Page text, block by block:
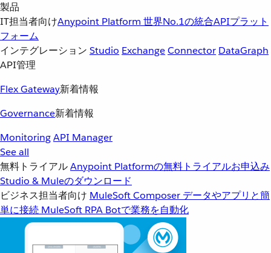
製品
IT担当者向けAnypoint Platform 世界No.1の統合APIプラット
フォーム
インテグレーション Studio ExchangeConnector DataGraph
API管理
Flex Gateway新着情報
Governance新着情報
MonitoringAPI Manager
See all
無料トライアルAnypoint Platformの無料トライアルお申込み
Studio & Muleのダウンロード
ビジネス担当者向け MuleSoft Composer データやアプリと簡
単に接続 MuleSoft RPA Botで業務を自動化